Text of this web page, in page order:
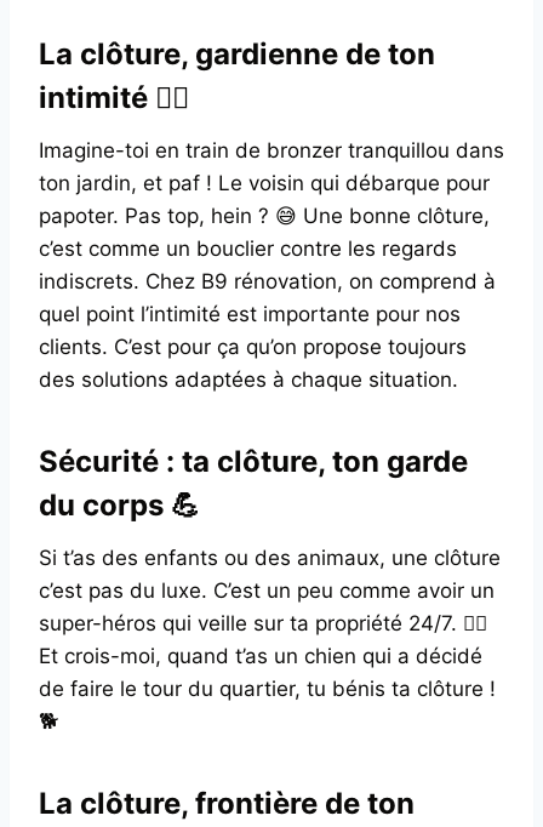
La clôture, gardienne de ton
intimité 🕵️‍♀️
Imagine-toi en train de bronzer tranquillou dans
ton jardin, et paf ! Le voisin qui débarque pour
papoter. Pas top, hein ? 😅 Une bonne clôture,
c’est comme un bouclier contre les regards
indiscrets. Chez B9 rénovation, on comprend à
quel point l’intimité est importante pour nos
clients. C’est pour ça qu’on propose toujours
des solutions adaptées à chaque situation.
Sécurité : ta clôture, ton garde
du corps 💪
Si t’as des enfants ou des animaux, une clôture
c’est pas du luxe. C’est un peu comme avoir un
super-héros qui veille sur ta propriété 24/7. 🦸‍♂️
Et crois-moi, quand t’as un chien qui a décidé
de faire le tour du quartier, tu bénis ta clôture !
🐕
La clôture, frontière de ton